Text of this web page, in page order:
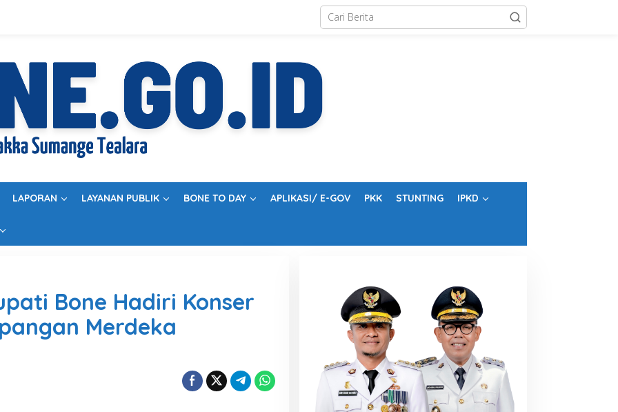
LAPORAN LAYANAN PUBLIK BONE TO DAY APLIKASI/ E-GOV PKK STUNTING IPKD
Bone Hadiri Konser
Merdeka